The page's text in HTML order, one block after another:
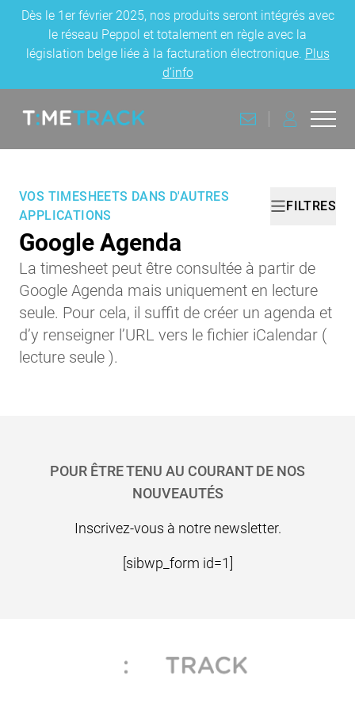
Dès le 1er février 2025, nos produits seront intégrés avec
le réseau Peppol et totalement en règle avec la
législation belge liée à la facturation électronique. Plus
d’info
CONTACTCONNEXION
VOS TIMESHEETS DANS D'AUTRES
APPLICATIONS
FILTRES
Google Agenda
La timesheet peut être consultée à partir de
Google Agenda mais uniquement en lecture
seule. Pour cela, il suffit de créer un agenda et
d’y renseigner l’URL vers le fichier iCalendar (
lecture seule ).
POUR ÊTRE TENU AU COURANT DE NOS
NOUVEAUTÉS
Inscrivez-vous à notre newsletter.
[sibwp_form id=1]